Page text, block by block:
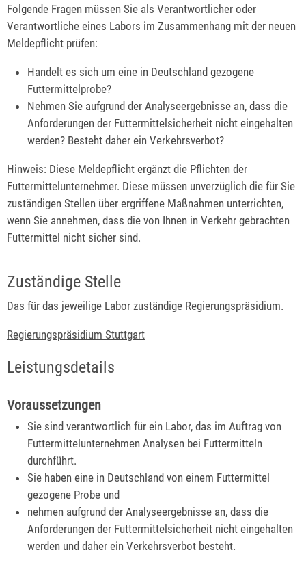
Folgende Fragen müssen Sie als Verantwortlicher oder
Verantwortliche eines Labors im Zusammenhang mit der neuen
Meldepflicht prüfen:
Handelt es sich um eine in Deutschland gezogene
Futtermittelprobe?
Nehmen Sie aufgrund der Analyseergebnisse an, dass die
Anforderungen der Futtermittelsicherheit nicht eingehalten
werden? Besteht daher ein Verkehrsverbot?
Hinweis: Diese Meldepflicht ergänzt die Pflichten der
Futtermittelunternehmer. Diese müssen unverzüglich die für Sie
zuständigen Stellen über ergriffene Maßnahmen unterrichten,
wenn Sie annehmen, dass die von Ihnen in Verkehr gebrachten
Futtermittel nicht sicher sind.
Zuständige Stelle
Das für das jeweilige Labor zuständige Regierungspräsidium.
Regierungspräsidium Stuttgart
Leistungsdetails
Voraussetzungen
Sie sind verantwortlich für ein Labor, das im Auftrag von
Futtermittelunternehmen Analysen bei Futtermitteln
durchführt.
Sie haben eine in Deutschland von einem Futtermittel
gezogene Probe und
nehmen aufgrund der Analyseergebnisse an, dass die
Anforderungen der Futtermittelsicherheit nicht eingehalten
werden und daher ein Verkehrsverbot besteht.